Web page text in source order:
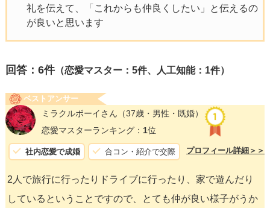
礼を伝えて、「これからも仲良くしたい」と伝えるの
が良いと思います
回答： 6件（恋愛マスター：5件、人工知能：1件）
ベストアンサー
ミラクルボーイさん （37歳・男性・既婚）
恋愛マスターランキング： 1位
社内恋愛で成婚 合コン・紹介で交際 プロフィール詳細＞＞
2人で旅行に行ったりドライブに行ったり、家で遊んだり
しているということですので、とても仲が良い様子がうか